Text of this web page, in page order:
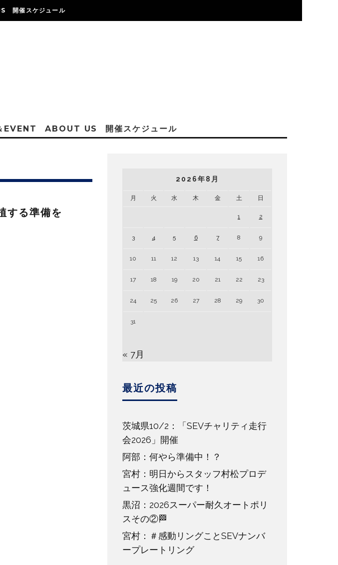
開催スケジュール
EVENT ABOUT US 開催スケジュール
する準備を
2026年8月
月 火 水 木 金 土 日
1 2
3 4 5 6 7 8 9
10 11 12 13 14 15 16
17 18 19 20 21 22 23
24 25 26 27 28 29 30
31
« 7月
最近の投稿
茨城県10/2：「SEVチャリティ走行
会2026」開催
阿部：何やら準備中！？
宮村：明日からスタッフ村松プロデ
ュース強化週間です！
黒沼：2026スーパー耐久オートポリ
スその②🏁
宮村：＃感動リングことSEVナンバ
ープレートリング